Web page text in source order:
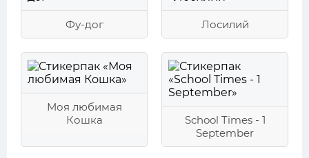
Фу-дог Лосилий
Моя любимая
Кошка
School Times - 1
September